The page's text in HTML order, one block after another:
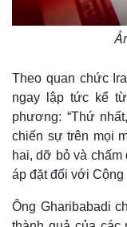
Theo quan chức
ngay lập tức kể
phương: “Thứ
chiến sự trên mọi
hai, dỡ bỏ và chấm
áp đặt đối với Cộng
Ông Gharibabadi